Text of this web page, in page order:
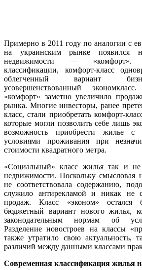
Примерно в 2011 году по аналогии с
на украинским рынке появился
недвижимости — «комфорт».
классификации, комфорт-класс
облегченный вариант
усовершенствованный
«комфорт» заметно увеличило
рынка. Многие инвесторы, ранее
класс, стали приобретать комфорт-
которые могли позволить себе лишь
возможность приобрести жилье с
условиями проживания при
стоимости квадратного метра.
«Социальный» класс жилья так и
недвижимости. Поскольку смысловая
не соответствовала содержанию,
служило антирекламой и никак не
продаж. Класс «эконом» остался
бюджетный вариант нового жилья,
законодательным нормам об
Разделение новостроев на классы
также утратило свою актуальность,
различий между данными классами
Современная классификация жилья